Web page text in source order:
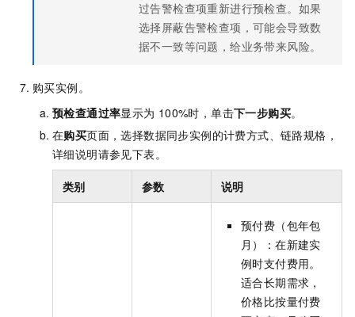
过告警检查项重新进行预检查。如果
选择屏蔽告警检查项，可能会导致数
据不一致等问题，给业务带来风险。
购买实例。
预检查通过率显示为 100%时，单击下一步购买。
在购买页面，选择数据同步实例的计费方式、链路规格，
详细说明请参见下表。
类别 参数 说明
预付费（包年包
月）：在新建实
例时支付费用。
适合长期需求，
价格比按量付费